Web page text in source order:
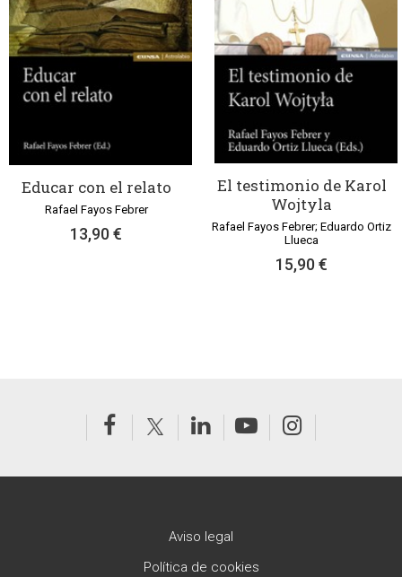
Educar con el relato
Rafael Fayos Febrer
13,90 €
El testimonio de Karol
Wojtyla
Rafael Fayos Febrer; Eduardo Ortiz
Llueca
15,90 €
Aviso legal
Política de cookies